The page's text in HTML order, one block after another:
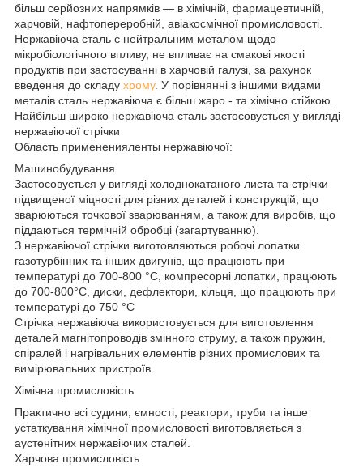
більш серйозних напрямків — в хімічній, фармацевтичній,
харчовій, нафтопереробній, авіакосмічної промисловості.
Нержавіюча сталь є нейтральним металом щодо
мікробіологічного впливу, не впливає на смакові якості
продуктів при застосуванні в харчовій галузі, за рахунок
введення до складу хрому. У порівнянні з іншими видами
металів сталь нержавіюча є більш жаро - та хімічно стійкою.
Найбільш широко нержавіюча сталь застосовується у вигляді
нержавіючої стрічки
Область примененияленты нержавіючої:
Машинобудування
Застосовується у вигляді холоднокатаного листа та стрічки
підвищеної міцності для різних деталей і конструкцій, що
зварюються точкової зварюванням, а також для виробів, що
піддаються термічній обробці (загартуванню).
З нержавіючої стрічки виготовляються робочі лопатки
газотурбінних та інших двигунів, що працюють при
температурі до 700-800 °С, компресорні лопатки, працюють
до 700-800°С, диски, дефлектори, кільця, що працюють при
температурі до 750 °С
Стрічка нержавіюча використовується для виготовлення
деталей магнітопроводів змінного струму, а також пружин,
спіралей і нагрівальних елементів різних промислових та
вимірювальних пристроїв.
Хімічна промисловість.
Практично всі судини, ємності, реактори, труби та інше
устаткування хімічної промисловості виготовляється з
аустенітних нержавіючих сталей.
Харчова промисловість.